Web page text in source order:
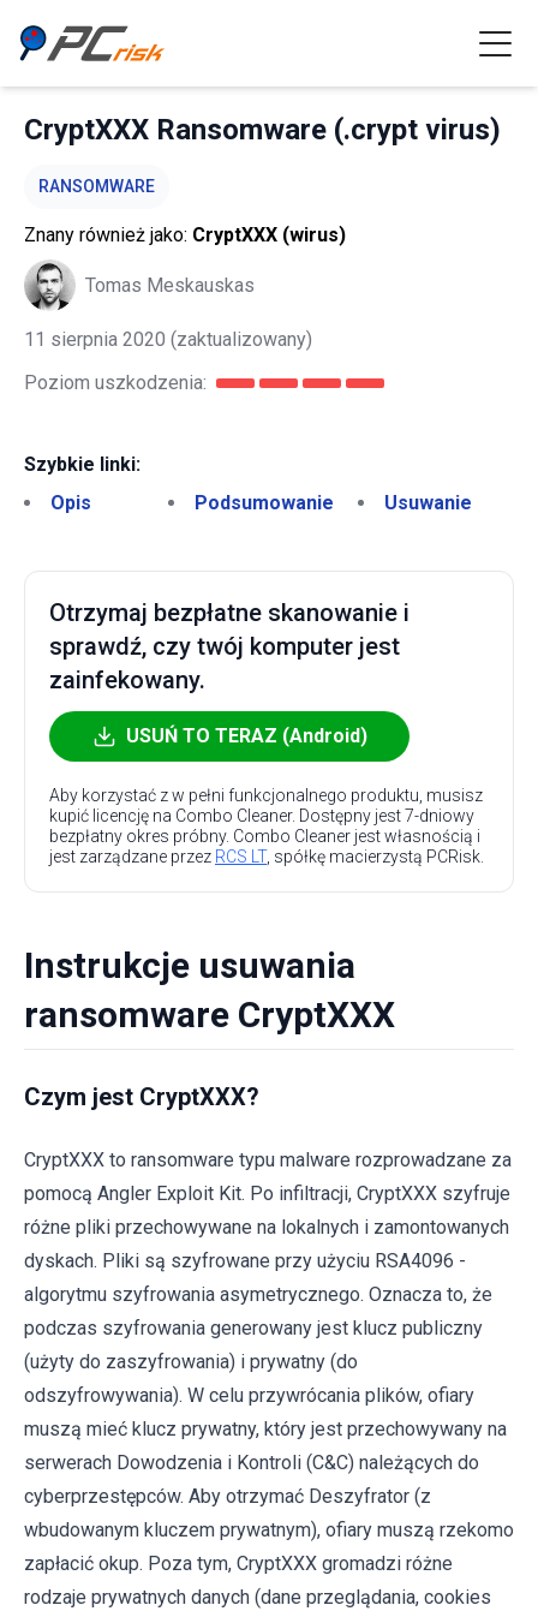
CryptXXX Ransomware (.crypt virus)
RANSOMWARE
Znany również jako: CryptXXX (wirus)
Tomas Meskauskas
11 sierpnia 2020 (zaktualizowany)
Poziom uszkodzenia:
Szybkie linki:
Opis
Podsumowanie Usuwanie
Otrzymaj bezpłatne skanowanie i
sprawdź, czy twój komputer jest
zainfekowany.
USUŃ TO TERAZ (Android)
Aby korzystać z w pełni funkcjonalnego produktu, musisz
kupić licencję na Combo Cleaner. Dostępny jest 7-dniowy
bezpłatny okres próbny. Combo Cleaner jest własnością i
jest zarządzane przez RCS LT, spółkę macierzystą PCRisk.
Instrukcje usuwania
ransomware CryptXXX
Czym jest CryptXXX?
CryptXXX to ransomware typu malware rozprowadzane za
pomocą Angler Exploit Kit. Po infiltracji, CryptXXX szyfruje
różne pliki przechowywane na lokalnych i zamontowanych
dyskach. Pliki są szyfrowane przy użyciu RSA4096 -
algorytmu szyfrowania asymetrycznego. Oznacza to, że
podczas szyfrowania generowany jest klucz publiczny
(użyty do zaszyfrowania) i prywatny (do
odszyfrowywania). W celu przywrócania plików, ofiary
muszą mieć klucz prywatny, który jest przechowywany na
serwerach Dowodzenia i Kontroli (C&C) należących do
cyberprzestępców. Aby otrzymać Deszyfrator (z
wbudowanym kluczem prywatnym), ofiary muszą rzekomo
zapłacić okup. Poza tym, CryptXXX gromadzi różne
rodzaje prywatnych danych (dane przeglądania, cookies